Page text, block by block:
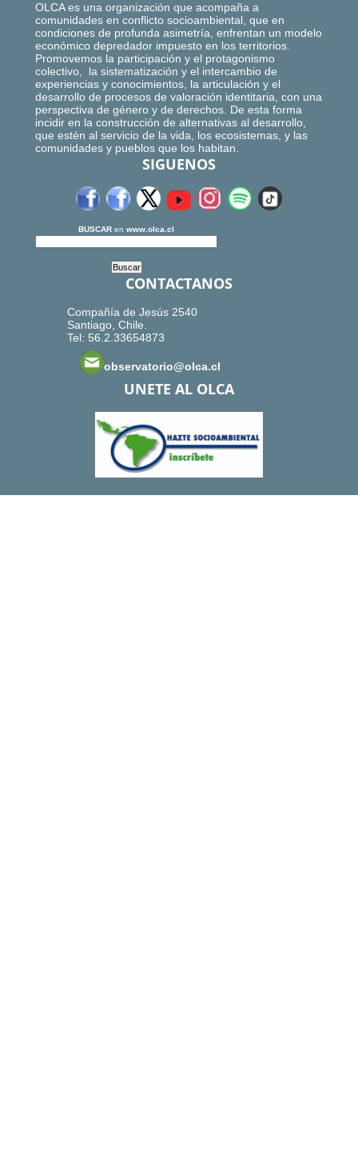
OLCA es una organización que acompaña a
comunidades en conflicto socioambiental, que en
condiciones de profunda asimetría, enfrentan un modelo
económico depredador impuesto en los territorios.
Promovemos la participación y el protagonismo
colectivo, la sistematización y el intercambio de
experiencias y conocimientos, la articulación y el
desarrollo de procesos de valoración identitaria, con una
perspectiva de género y de derechos. De esta forma
incidir en la construcción de alternativas al desarrollo,
que estén al servicio de la vida, los ecosistemas, y las
comunidades y pueblos que los habitan.
SIGUENOS
BUSCAR en www.olca.cl
CONTACTANOS
Compañía de Jesús 2540
Santiago, Chile.
Tel: 56.2.33654873
observatorio@olca.cl
UNETE AL OLCA